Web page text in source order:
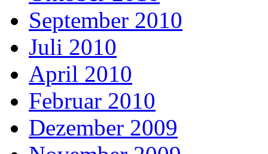
September 2010
Juli 2010
April 2010
Februar 2010
Dezember 2009